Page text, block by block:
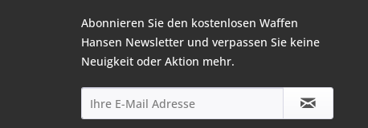
Abonnieren Sie den kostenlosen Waffen
Hansen Newsletter und verpassen Sie keine
Neuigkeit oder Aktion mehr.